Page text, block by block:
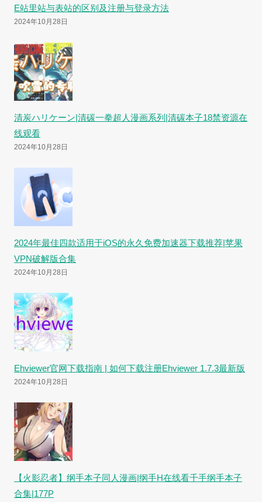
E站里站与表站的区别及注册与登录方法
2024年10月28日
清炭ハリケーン|清碳一拳超人漫画系列|清碳本子18禁资源在
线观看
2024年10月28日
2024年最佳四款适用于iOS的永久免费加速器下载推荐|苹果
VPN破解版合集
2024年10月28日
Ehviewer官网下载指南 | 如何下载注册Ehviewer 1.7.3最新版
2024年10月28日
【火影忍者】纲手本子同人漫画|纲手H在线看千手纲手本子
合集|177P